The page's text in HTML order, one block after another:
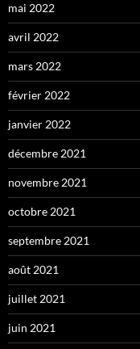
mai 2022
avril 2022
mars 2022
février 2022
janvier 2022
décembre 2021
novembre 2021
octobre 2021
septembre 2021
août 2021
juillet 2021
juin 2021